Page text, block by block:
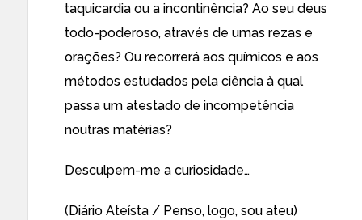
taquicardia ou a incontinência? Ao seu deus
todo-poderoso, através de umas rezas e
orações? Ou recorrerá aos químicos e aos
métodos estudados pela ciência à qual
passa um atestado de incompetência
noutras matérias?
Desculpem-me a curiosidade…
(Diário Ateísta / Penso, logo, sou ateu)